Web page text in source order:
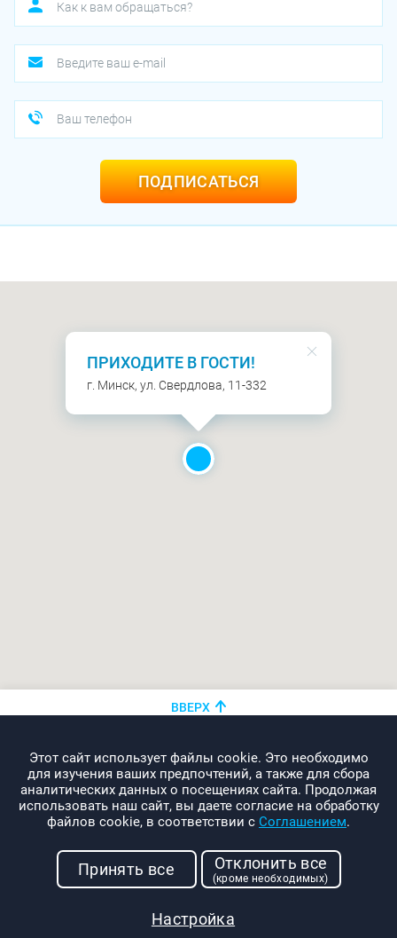
ПОДПИСАТЬСЯ
ПРИХОДИТЕ В ГОСТИ!
г. Минск, ул. Свердлова, 11-332
Этот сайт использует файлы cookie. Это необходимо
для изучения ваших предпочтений, а также для сбора
аналитических данных о посещениях сайта. Продолжая
использовать наш сайт, вы даете согласие на обработку
файлов cookie, в соответствии с Соглашением.
Настройка
Принять все Отклонить все
(кроме необходимых)
ВВЕРХ
info@promo-webcom.by
© 2000-2026. Webcom Performance
г. Минск, ул. Свердлова, 11-332
УНП: 190437288
Политика конфиденциальности